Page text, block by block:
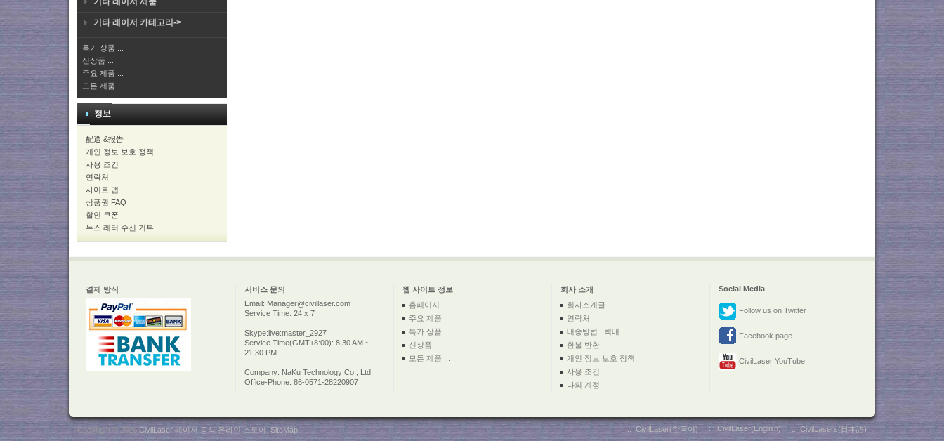
기타 레이저 카테고리->
특가 상품 ...
신상품 ...
주요 제품 ...
모든 제품 ...
정보
配送 &报告
개인 정보 보호 정책
사용 조건
연락처
사이트 맵
상품권 FAQ
할인 쿠폰
뉴스 레터 수신 거부
결제 방식 서비스 문의 웹 사이트 정보 회사 소개
Social Media
Email: Manager@civillaser.com
Service Time: 24 x 7
Skype:live:master_2927
Service Time(GMT+8:00): 8:30 AM ~
21:30 PM
Company: NaKu Technology Co., Ltd
Office-Phone: 86-0571-28220907
홈페이지
주요 제품
특가 상품
신상품
모든 제품 ...
회사소개글
연락처
배송방법 : 택배
환불 반환
개인 정보 보호 정책
사용 조건
나의 계정
Follow us on Twitter
Facebook page
CivilLaser YouTube
:: CivilLaser(한국어) :: CivilLaser(English) ::CivilLasers(日本語)
Copyright © 2026 CivilLaser 레이저 공식 온라인 스토어 .SiteMap